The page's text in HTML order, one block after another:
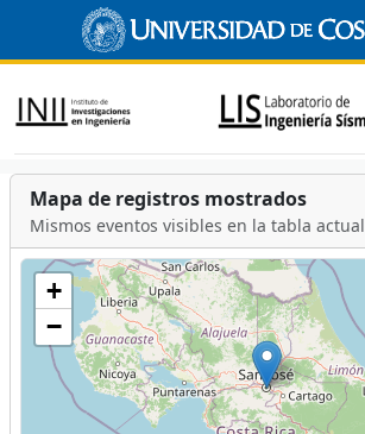
Mapa de registros mostrados
Mismos eventos visibles en la tabla actual
+
−